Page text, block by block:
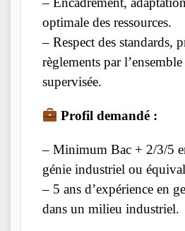
optimale des ressources.
– Respect des standards,
règlements par
supervisée.
Profil demandé :
– Minimum Bac + 2/3/5
génie industriel ou
– 5 ans d’expérience en
dans un milieu industriel.